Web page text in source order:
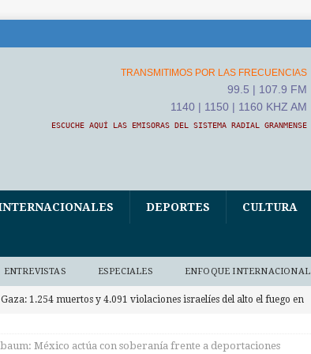
TRANSMITIMOS POR LAS FRECUENCIAS
99.5 | 107.9 FM
1140 | 1150 | 1160 KHZ AM
ESCUCHE AQUÍ LAS EMISORAS DEL SISTEMA RADIAL GRANMENSE
DEPORTES CULTURA
ENTREVISTAS ESPECIALES ENFOQUE INTERNACIONAL
Gaza: 1.254 muertos y 4.091 violaciones israelíes del alto el fuego en
México actúa con soberanía frente a deportaciones